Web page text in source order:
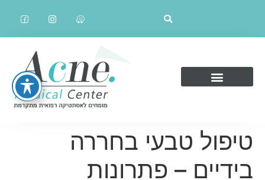
טיפול טבעי בחררה
בידיים – פתרונות